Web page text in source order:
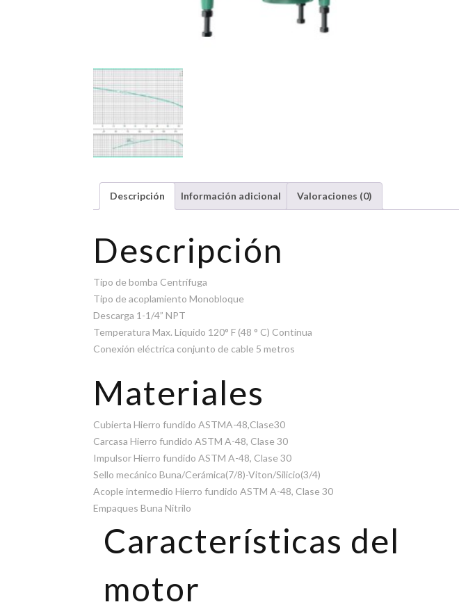
Descripción Información adicional Valoraciones (0)
Descripción
Tipo de bomba Centrífuga
Tipo de acoplamiento Monobloque
Descarga 1-1/4” NPT
Temperatura Max. Líquido 120° F (48 ° C) Continua
Conexión eléctrica conjunto de cable 5 metros
Materiales
Cubierta Hierro fundido ASTMA-48,Clase30
Carcasa Hierro fundido ASTM A-48, Clase 30
Impulsor Hierro fundido ASTM A-48, Clase 30
Sello mecánico Buna/Cerámica(7/8)-Viton/Silicio(3/4)
Acople intermedio Hierro fundido ASTM A-48, Clase 30
Empaques Buna Nitrilo
Características del
motor